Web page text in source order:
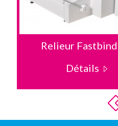
Relieur Fastbind...
Détails